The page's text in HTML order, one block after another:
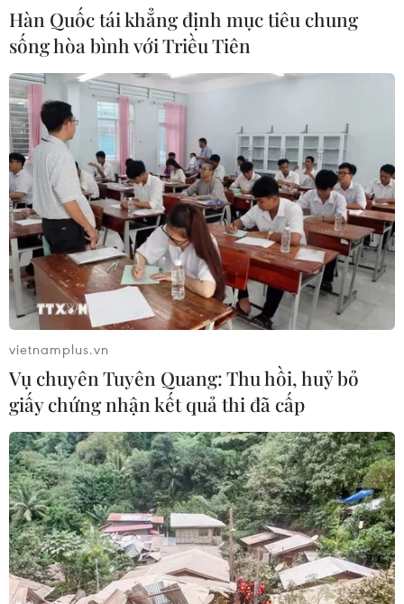
UAE thận trọng trong đánh giá vụ tấn
công tàu chở dầu
16/05/2019 06:00
Ngoại trưởng UAE Anwar Gargash khẳng định sẽ kiềm
chế và ưu tiên giảm căng thẳng, thận trọng và đánh giá
chính xác tình hình sau các vụ tấn công nhằm vào tàu
chở dầu của UAE và Saudi Arabia.
Hàn Quốc tái khẳng định mục tiêu chung
sống hòa bình với Triều Tiên
vietnamplus.vn
Vụ chuyên Tuyên Quang: Thu hồi, huỷ bỏ
giấy chứng nhận kết quả thi đã cấp